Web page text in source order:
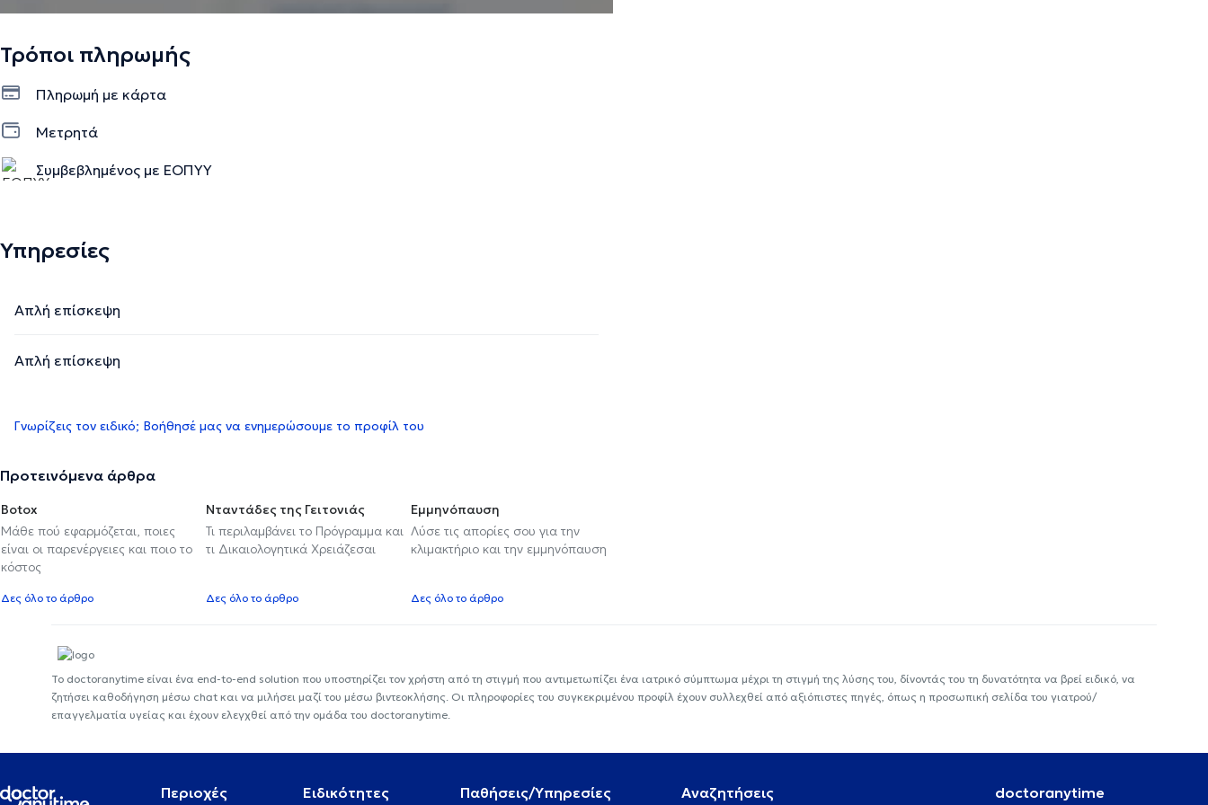
Τρόποι πληρωμής
Πληρωμή με κάρτα
Μετρητά
Συμβεβλημένος με ΕΟΠΥΥ
Υπηρεσίες
Απλή επίσκεψη
Απλή επίσκεψη
Γνωρίζεις τον ειδικό; Βοήθησέ μας να ενημερώσουμε το προφίλ του
Προτεινόμενα άρθρα
Botox
Μάθε πού εφαρμόζεται, ποιες
είναι οι παρενέργειες και ποιο το
κόστος
Δες όλο το άρθρο
Νταντάδες της Γειτονιάς
Τι περιλαμβάνει το Πρόγραμμα και
τι Δικαιολογητικά Χρειάζεσαι
Δες όλο το άρθρο
Εμμηνόπαυση
Λύσε τις απορίες σου για την
κλιμακτήριο και την εμμηνόπαυση
Δες όλο το άρθρο
Το doctoranytime είναι ένα end-to-end solution που υποστηρίζει τον χρήστη από τη στιγμή που αντιμετωπίζει ένα ιατρικό σύμπτωμα μέχρι τη στιγμή της λύσης του, δίνοντάς του τη δυνατότητα να βρεί ειδικό, να
ζητήσει καθοδήγηση μέσω chat και να μιλήσει μαζί του μέσω βιντεοκλήσης. Οι πληροφορίες του συγκεκριμένου προφίλ έχουν συλλεχθεί από αξιόπιστες πηγές, όπως η προσωπική σελίδα του γιατρού/
επαγγελματία υγείας και έχουν ελεγχθεί από την ομάδα του doctoranytime.
Περιοχές Ειδικότητες Παθήσεις/Υπηρεσίες Αναζητήσεις doctoranytime